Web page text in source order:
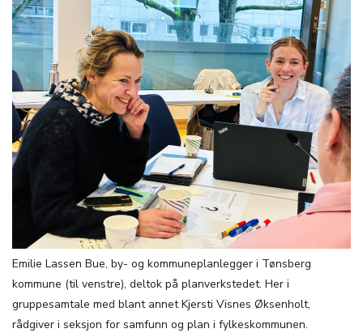
Emilie Lassen Bue, by- og kommuneplanlegger i Tønsberg
kommune (til venstre), deltok på planverkstedet. Her i
gruppesamtale med blant annet Kjersti Visnes Øksenholt,
rådgiver i seksjon for samfunn og plan i fylkeskommunen.